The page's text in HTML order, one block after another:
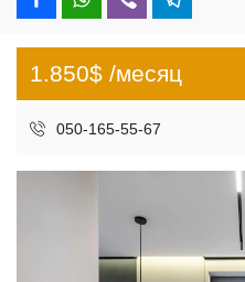
1.850$ /месяц
050-165-55-67